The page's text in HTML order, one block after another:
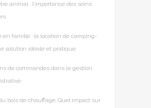
animal : l’importance des soins
en famille : la location de camping-
solution idéale et pratique
de commandes dans la gestion
bois de chauffage: Quel impact sur